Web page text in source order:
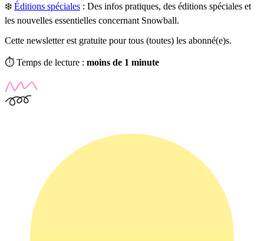
❄️ Éditions spéciales : Des infos pratiques, des éditions spéciales et
les nouvelles essentielles concernant Snowball.
Cette newsletter est gratuite pour tous (toutes) les abonné(e)s.
⏱️ Temps de lecture : moins de 1 minute